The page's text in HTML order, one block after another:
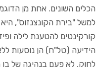
הכלים השונים. אחת מן
למשל "בירת הקונצנזוס",
קורקינטים להטענת לילה
הידיעה (טל"ח) הן נוסעות
לחוק, לא פעם בנהיגה של בן